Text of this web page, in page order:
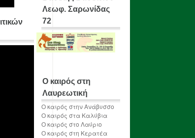
Λεωφ. Σαρωνίδας
72
Ο καιρός στη
Λαυρεωτική
Ο καιρός στην Ανάβυσσο
Ο καιρός στα Καλύβια
Ο καιρός στο Λαύριο
Ο καιρός στη Κερατέα